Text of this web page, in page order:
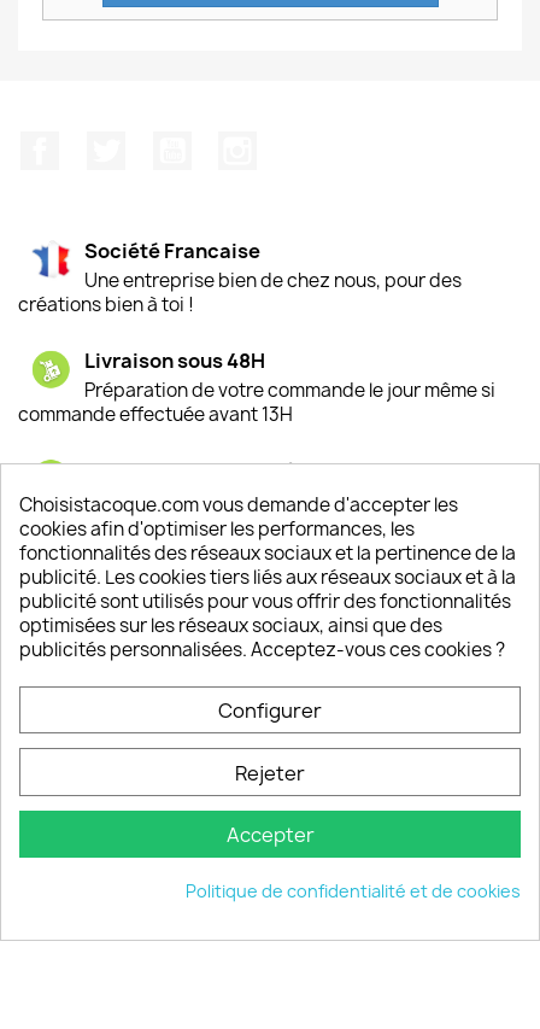
Société Francaise
Une entreprise bien de chez nous, pour des
créations bien à toi !
Livraison sous 48H
Préparation de votre commande le jour même si
commande effectuée avant 13H
Satisfaction de nos clients
Depuis 2009, entre 92% et 94% de nos clients
sont satisfaits de nos produits
Un SAV à votre écoute
Notre SAV est disponible 6/7J de 10h à 18H
keyboard_arrow_down
© 2026 - choisistacoque.com
Choisistacoque.com vous demande d'accepter les
cookies afin d'optimiser les performances, les
fonctionnalités des réseaux sociaux et la pertinence de la
publicité. Les cookies tiers liés aux réseaux sociaux et à la
publicité sont utilisés pour vous offrir des fonctionnalités
optimisées sur les réseaux sociaux, ainsi que des
publicités personnalisées. Acceptez-vous ces cookies ?
Configurer
Rejeter
Accepter
Politique de confidentialité et de cookies